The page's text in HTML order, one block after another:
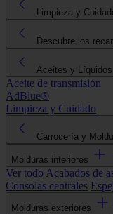
Limpieza y
Descubre los
Aceites y Líquidos
Aceite de transmisión
AdBlue®
Limpieza y Cuidado
Carrocería y
Molduras interiores
Ver todo Acabados de
Consolas centrales
Molduras exteriores